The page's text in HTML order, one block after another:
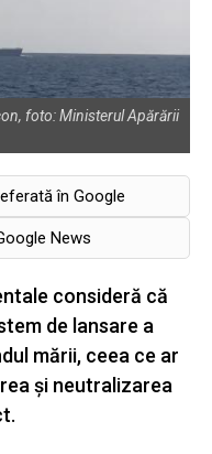
foto: Ministerul Apărării
în Google
News
consideră că
de lansare a
mării, ceea ce ar
și neutralizarea